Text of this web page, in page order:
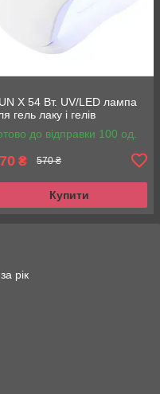
X 54 Вт. UV/LED лампа
гель лаку і гелів
до відправки 100 од.
₴ 570 ₴
Купити
рік